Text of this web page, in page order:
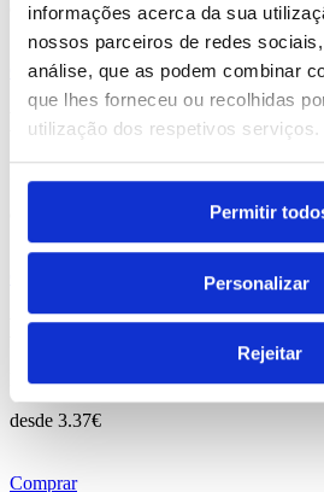
informações acerca da sua
nossos parceiros de redes
análise, que as podem combinar
que lhes forneceu ou recolhidas
utilização dos respetivos serviços.
Permitir
Personalizar
Rejeitar
desde 7.53€
Comprar
Busan
Korver
REF. BI-PS-94631
desde 3.37€
Comprar